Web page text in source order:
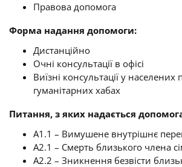
Правова допомога
Форма надання допомоги:
Дистанційно
Очні консультації в офісі
Виїзні консультації у населених
гуманітарних хабах
Питання, з яких надається
A1.1 – Вимушене внутрішнє
A2.1 – Смерть близького члена
A2.2 – Зникнення безвісти